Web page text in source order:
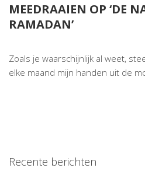
MEEDRAAIEN OP ‘DE
RAMADAN’
Zoals je waarschijnlijk al weet,
elke maand mijn handen uit de
Recente berichten